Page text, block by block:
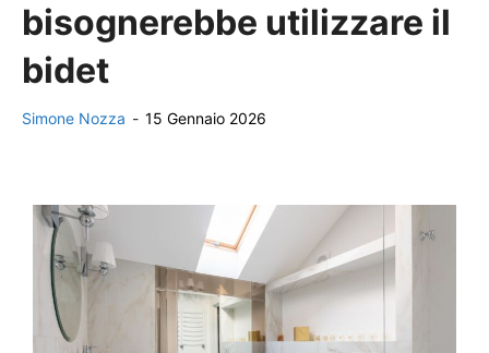
bisognerebbe utilizzare il
bidet
Simone Nozza - 15 Gennaio 2026